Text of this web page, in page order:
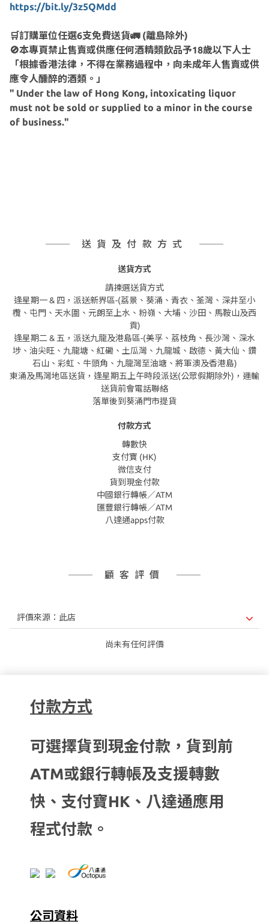
https://bit.ly/3z5QMdd
🛒訂購單位任選6支免費送貨🚛 (離島除外)
🚫本專頁禁止售賣或供應任何酒精類飲品予18歲以下人士
「根據香港法律，不得在業務過程中，向未成年人售賣或供
應令人醺醉的酒類。」
" Under the law of Hong Kong, intoxicating liquor
must not be sold or supplied to a minor in the course
of business."
送貨及付款方式
送貨方式
請揀選送貨方式
逢星期一 & 四，派送新界區-(荔景、葵涌、青衣、荃灣、深井至小
欖、屯門、天水圍、元朗至上水、粉嶺、大埔、沙田、馬鞍山及西
貢)
逢星期二 & 五，派送九龍及港島區-(美孚、荔枝角、長沙灣、深水
埗、油尖旺、九龍塘、紅磡、土瓜灣、九龍城、啟德、黃大仙、鑽
石山、彩虹、牛頭角、九龍灣至油塘、將軍澳及香港島)
東涌及馬灣地區送貨，逢星期五上午時段派送(公眾假期除外)，運輸
送貨前會電話聯絡
落單後到葵涌門市提貨
付款方式
轉數快
支付寶 (HK)
微信支付
貨到現金付款
中國銀行轉帳／ATM
匯豐銀行轉帳／ATM
八達通apps付款
顧客評價
尚未有任何評價
付款方式
可選擇貨到現金付款，貨到前
ATM或銀行轉帳及支援轉數
快、支付寶HK、八達通應用
程式付款。
公司資料